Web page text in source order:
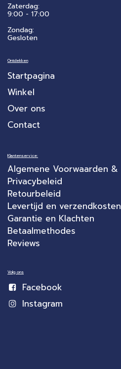
Zaterdag:
​9:00 - 17:00
Zondag:
Gesloten
Ontdekken
Startpagina
Winkel
Over ons
Contact
Klantenservice:
Algemene Voorwaarden &
Privacybeleid
Retourbeleid
Levertijd en verzendkosten
Garantie en Klachten
Betaalmethodes
Reviews
Volg ons
Facebook
Instagram